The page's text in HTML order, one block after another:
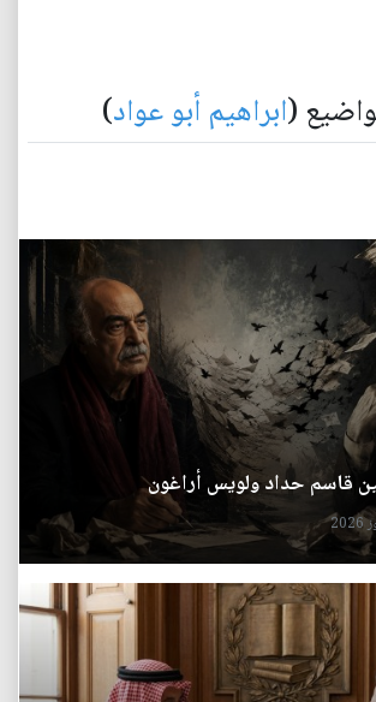
(ابراهيم أبو عواد)
قاسم حداد ولويس أراغون